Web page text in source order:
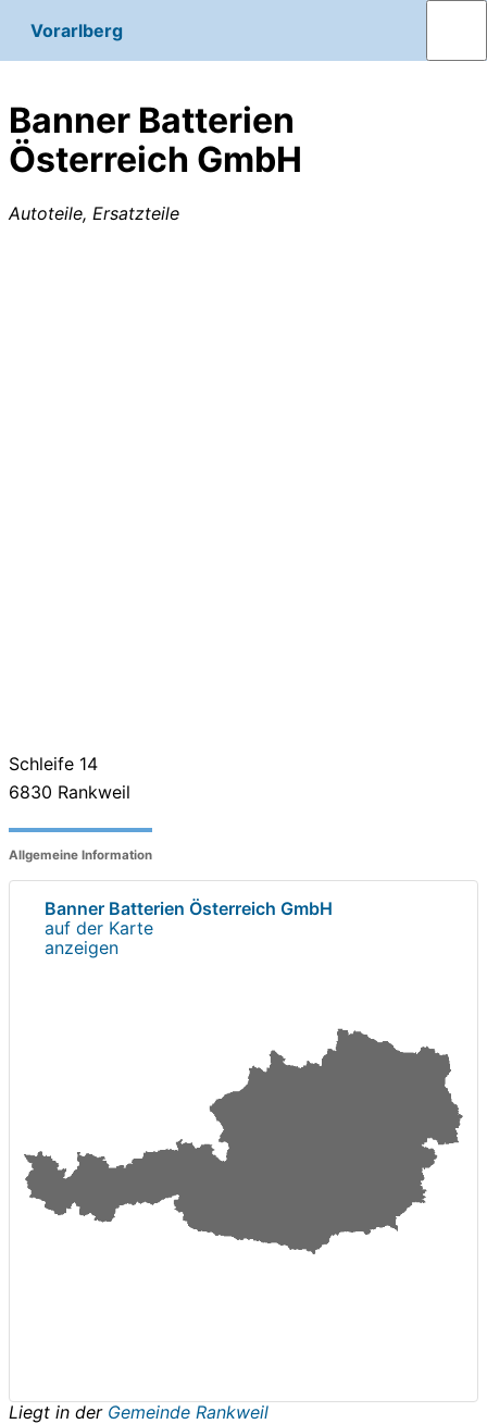
Vorarlberg
Banner Batterien
Österreich GmbH
Autoteile, Ersatzteile
Schleife 14
6830 Rankweil
Allgemeine Information
Banner Batterien Österreich GmbH
auf der Karte
anzeigen
Liegt in der Gemeinde Rankweil